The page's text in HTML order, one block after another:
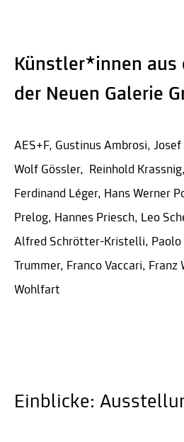
Künstler*innen aus
der Neuen Galerie
AES+F, Gustinus Ambrosi,
Wolf Gössler, Reinhold
Ferdinand Léger, Hans Werner
Prelog, Hannes Priesch, Leo
Alfred Schrötter-Kristelli, Paolo
Trummer, Franco Vaccari, Franz
Wohlfart
Einblicke: